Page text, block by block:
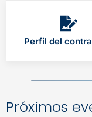
Perfil del
Próximos